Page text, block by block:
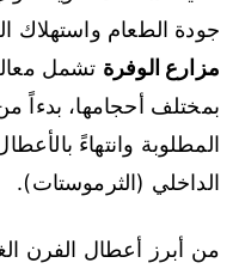
جودة الطعام واستهلاك
مزارع الوفرة تشمل
بمختلف أحجامها، بدءاً
المطلوبة وانتهاءً
الداخلي (الثرموستات).
من أبرز أعطال الفرن